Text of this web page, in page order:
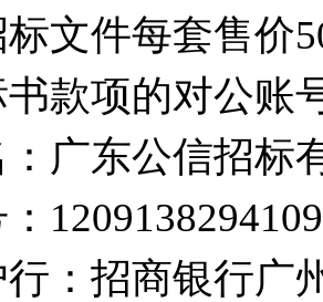
标文件每套售价
书款项的对公账
：广东公信招标
：招商银行广